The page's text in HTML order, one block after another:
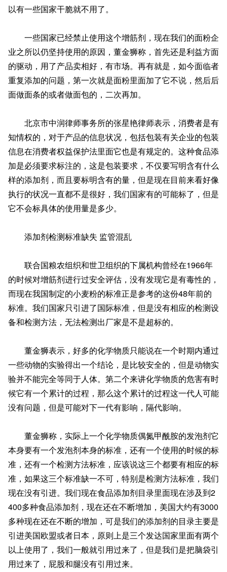
以有一些国家干脆就不用了。
一些国家已经禁止使用这个增筋剂，现在我们的面粉企
业之所以仍坚持使用的原因，董金狮称，首先还是利益方面
的驱动，用了产品卖相好，有市场。再有就是，如今面临者
重复添加的问题，第一次就是面粉里面加了它不说，然后后
面做面条的或者做面包的，二次再加。
北京市中润律师事务所的张星艳律师表示，消费者是有
知情权的，对于产品的信息状况，包括包装有关企业的包装
信息在消费者权益保护法里面它也是有规定的。这种食品添
加是必须要求标注的，这是包装要求，不仅要写明含有什么
样的添加剂，而且要标明含有的量，但是现在目前来看好像
执行的状况一直都不是很好，我们国家有的可能标了，但是
它不会标具体的使用量是多少。
添加剂检测标准缺失 监管混乱
联合国粮农组织和世卫组织的下属机构曾经在1966年
的时候对增筋剂进行过安全评估，没有发现它是有毒性的，
而现在我国制定的小麦粉的标准正是参考的这份48年前的
标准。我们国家只引进了国际标准，但是没有相应的检测设
备和检测方法，无法检测出厂家是不是超标的。
董金狮表示，好多的化学物质只能说在一个时期内通过
一些动物的实验得出一个结论，是比较安全的，但是动物实
验并不能完全等同于人体。第二个来讲化学物质的危害有时
候它有一个累计的过程，那么这个累计的过程这一代人可能
没有问题，但是可能对下一代有影响，隔代影响。
董金狮称，实际上一个化学物质偶氮甲酰胺的发泡剂它
本身要有一个发泡剂本身的标准，还有一个使用的时候的标
准，还有一个检测方法标准，应该说这三个都要有相应的标
准，如果这三个标准缺一不可，特别是检测方法标准，我们
现在没有引进。我们现在食品添加剂目录里面现在涉及到2
400多种食品添加剂，现在还在不断增加，美国大约有3000
多种现在还在不断的增加，可是我们的添加剂的目录主要是
引进美国欧盟或者日本，原则上是三个发达国家里面有两个
以上使用了，我们一般就引用过来了，但是我们是把脑袋引
用过来了，屁股和腿没有引用过来。